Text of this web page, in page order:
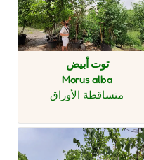
توت أبيض
Morus alba
متساقطة الأوراق